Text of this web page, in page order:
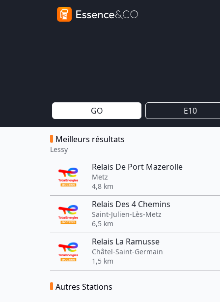
GO E10
Meilleurs résultats
Lessy
Relais De Port Mazerolle
Metz
4,8 km
Relais Des 4 Chemins
Saint-Julien-Lès-Metz
6,5 km
Relais La Ramusse
Châtel-Saint-Germain
1,5 km
Autres Stations